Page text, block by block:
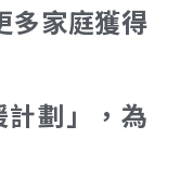
多家庭獲得
劃」，為